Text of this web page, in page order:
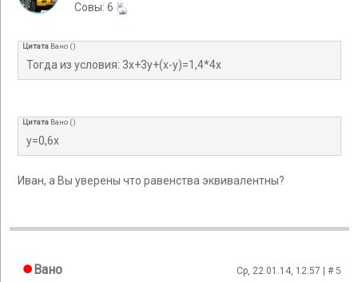
Cовы: 6
Цитата Вано ()
Тогда из условия: 3x+3y+(x-y)=1,4*4x
Цитата Вано ()
y=0,6x
Иван, а Вы уверены что равенства эквивалентны?
Вано Ср, 22.01.14, 12:57 | #5